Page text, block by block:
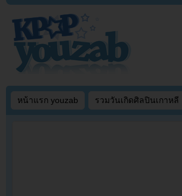
หน้าแรก youzab รวมวันเกิดศิลปินเกาหลี